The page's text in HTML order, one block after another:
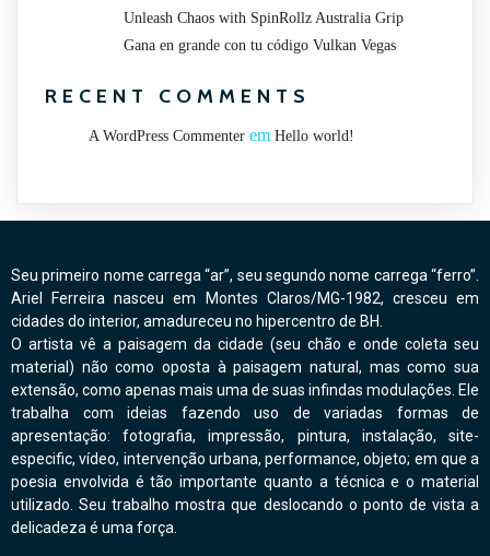
Unleash Chaos with SpinRollz Australia Grip
Gana en grande con tu código Vulkan Vegas
RECENT COMMENTS
A WordPress Commenter em Hello world!
Seu primeiro nome carrega “ar”, seu segundo nome carrega “ferro”.
Ariel Ferreira nasceu em Montes Claros/MG-1982, cresceu em
cidades do interior, amadureceu no hipercentro de BH.
O artista vê a paisagem da cidade (seu chão e onde coleta seu
material) não como oposta à paisagem natural, mas como sua
extensão, como apenas mais uma de suas infindas modulações. Ele
trabalha com ideias fazendo uso de variadas formas de
apresentação: fotografia, impressão, pintura, instalação, site-
especific, vídeo, intervenção urbana, performance, objeto; em que a
poesia envolvida é tão importante quanto a técnica e o material
utilizado. Seu trabalho mostra que deslocando o ponto de vista a
delicadeza é uma força.